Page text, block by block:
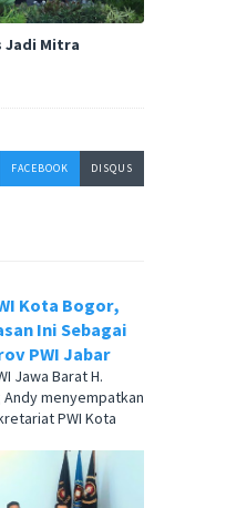
Jadi Mitra
FACEBOOK DISQUS
Kota Bogor,
Ini Sebagai
PWI Jabar
Jawa Barat H.
Andy menyempatkan
PWI Kota